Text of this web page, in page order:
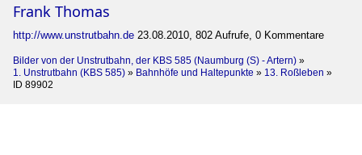
Frank Thomas
http://www.unstrutbahn.de 23.08.2010, 802 Aufrufe, 0 Kommentare
Bilder von der Unstrutbahn, der KBS 585 (Naumburg (S) - Artern) »
1. Unstrutbahn (KBS 585) » Bahnhöfe und Haltepunkte » 13. Roßleben »
ID 89902